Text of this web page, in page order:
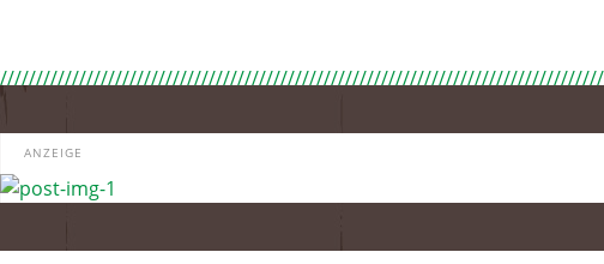
ANZEIGE